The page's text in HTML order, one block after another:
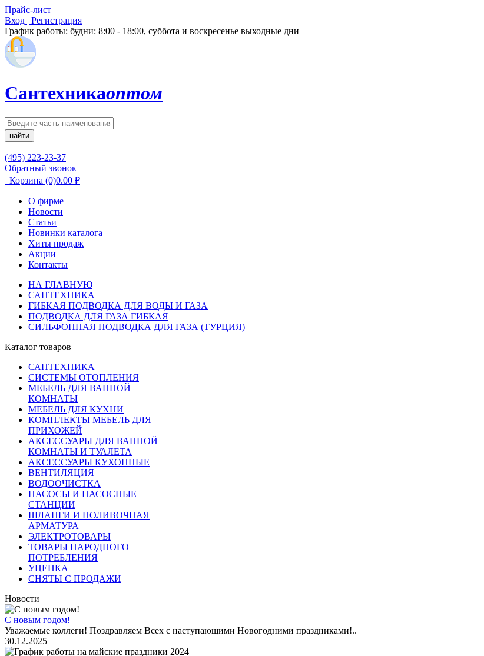
Прайс-лист
Вход | Регистрация
График работы: будни: 8:00 - 18:00, суббота и воскресенье выходные дни
Сантехникаоптом
найти
(495) 223-23-37
Обратный звонок
Корзина (0)0.00 ₽
О фирме
Новости
Статьи
Новинки каталога
Хиты продаж
Акции
Контакты
НА ГЛАВНУЮ
САНТЕХНИКА
ГИБКАЯ ПОДВОДКА ДЛЯ ВОДЫ И ГАЗА
ПОДВОДКА ДЛЯ ГАЗА ГИБКАЯ
СИЛЬФОННАЯ ПОДВОДКА ДЛЯ ГАЗА (ТУРЦИЯ)
Каталог товаров
САНТЕХНИКА
СИСТЕМЫ ОТОПЛЕНИЯ
МЕБЕЛЬ ДЛЯ ВАННОЙ
КОМНАТЫ
МЕБЕЛЬ ДЛЯ КУХНИ
КОМПЛЕКТЫ МЕБЕЛЬ ДЛЯ
ПРИХОЖЕЙ
АКСЕССУАРЫ ДЛЯ ВАННОЙ
КОМНАТЫ И ТУАЛЕТА
АКСЕССУАРЫ КУХОННЫЕ
ВЕНТИЛЯЦИЯ
ВОДООЧИСТКА
НАСОСЫ И НАСОСНЫЕ
СТАНЦИИ
ШЛАНГИ И ПОЛИВОЧНАЯ
АРМАТУРА
ЭЛЕКТРОТОВАРЫ
ТОВАРЫ НАРОДНОГО
ПОТРЕБЛЕНИЯ
УЦЕНКА
СНЯТЫ С ПРОДАЖИ
Новости
С новым годом!
Уважаемые коллеги! Поздравляем Всех с наступающими Новогодними праздниками!..
30.12.2025